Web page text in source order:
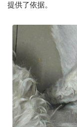
提供了依据。